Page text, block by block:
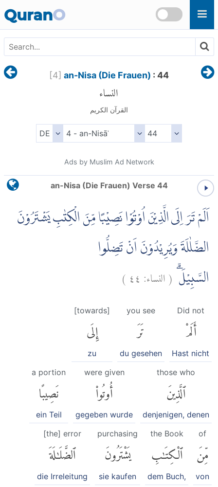
QuranO
[4] an-Nisa (Die Frauen) : 44
النساء
القرآن الكريم
Ads by Muslim Ad Network
an-Nisa (Die Frauen) Verse 44
اَلَمْ تَرَ اِلَى الَّذِيْنَ اُوْتُوْا نَصِيْبًا مِّنَ الْكِتٰبِ يَشْتَرُوْنَ
الضَّلٰلَةَ وَيُرِيْدُوْنَ اَنْ تَضِلُّوا
السَّبِيْلَۗ (النساء: ٤٤)
Did not
أَلَمْ
Hast nicht
you see
تَرَ
du gesehen
[towards]
إِلَى
zu
those who
ٱلَّذِينَ
denjenigen, denen
were given
أُوتُوا۟
gegeben wurde
a portion
نَصِيبًا
ein Teil
of
مِّنَ
von
the Book
ٱلْكِتَٰبِ
dem Buch,
purchasing
يَشْتَرُونَ
sie kaufen
[the] error
ٱلضَّلَٰلَةَ
die Irreleitung